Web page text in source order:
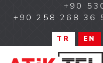
+90
+90 258 268 36
TR EN